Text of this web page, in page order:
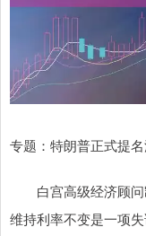
专题：特朗普正式提
白宫高级经济顾问
维持利率不变是一项